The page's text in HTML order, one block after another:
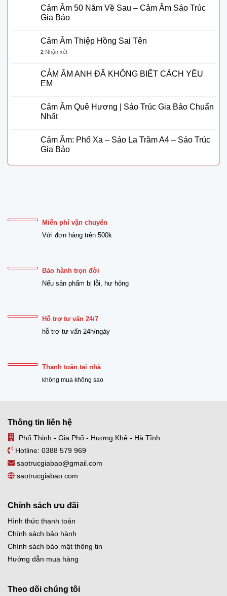
Cảm Âm 50 Năm Về Sau – Cảm Âm Sáo Trúc
Gia Bảo
Cảm Âm Thiệp Hồng Sai Tên
2 Nhận xét
CẢM ÂM ANH ĐÃ KHÔNG BIẾT CÁCH YÊU
EM
Cảm Âm Quê Hương | Sáo Trúc Gia Bảo Chuẩn
Nhất
Cảm Âm: Phố Xa – Sáo La Trầm A4 – Sáo Trúc
Gia Bảo
Miễn phí vận chuyển
Với đơn hàng trên 500k
Bảo hành trọn đời
Nếu sản phẩm bị lỗi, hư hỏng
Hỗ trợ tư vấn 24/7
hỗ trợ tư vấn 24h/ngày
Thanh toán tại nhà
không mua không sao
Thông tin liên hệ
Phố Thịnh - Gia Phố - Hương Khê - Hà Tĩnh
Hotline: 0388 579 969
saotrucgiabao@gmail.com
saotrucgiabao.com
Chính sách ưu đãi
Hình thức thanh toán
Chính sách bảo hành
Chính sách bảo mật thông tin
Hướng dẫn mua hàng
Theo dõi chúng tôi